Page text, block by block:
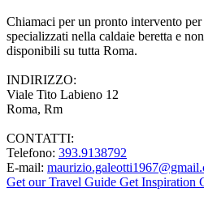
Chiamaci per un pronto intervento
specializzati nella caldaie beretta e
disponibili su tutta Roma.
INDIRIZZO:
Viale Tito Labieno 12
Roma, Rm
CONTATTI:
Telefono: 393.9138792
E-mail:
Get our Travel Guide Get Inspiration